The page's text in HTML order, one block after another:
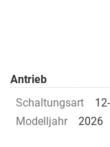
Antrieb
Schaltungsart
Modelljahr
2026